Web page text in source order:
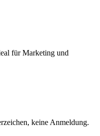
für Marketing und
keine Anmeldung.